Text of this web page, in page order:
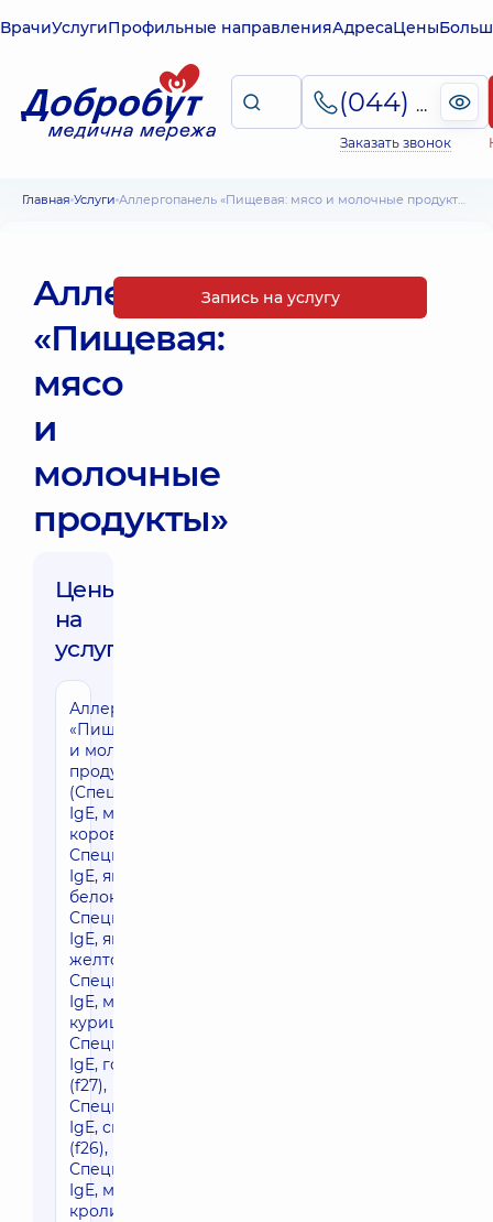
ВрачиУслугиПрофильные направленияАдресаЦены
(044) 495-2-888
Заказать звонок
Главная Услуги Аллергопанель «Пищевая: мясо и молочные продукты»
Аллергопанель
«Пищевая:
мясо
и
молочные
продукты»
Цены
на
услуги:
Аллергопанель
«Пищевая: мясо
и молочные
продукты»
(Специфические
IgE, молоко
коровье (f2),
Специфические
IgE, яичный
белок (f1),
Специфические
IgE, яичный
желток (f75),
Специфические
IgE, мясо
курицы ),
Специфические
IgE, говядина
(f27),
Специфические
IgE, свинина
(f26),
Специфические
IgE, мясо
кролика (f213))
Запись на услугу